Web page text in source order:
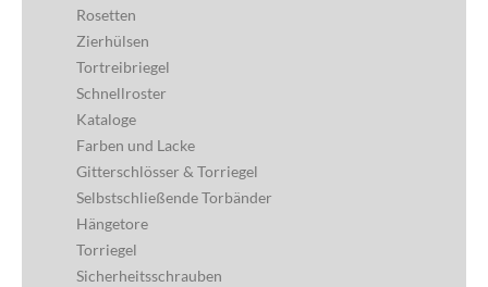
Rosetten
Zierhülsen
Tortreibriegel
Schnellroster
Kataloge
Farben und Lacke
Gitterschlösser & Torriegel
Selbstschließende Torbänder
Hängetore
Torriegel
Sicherheitsschrauben